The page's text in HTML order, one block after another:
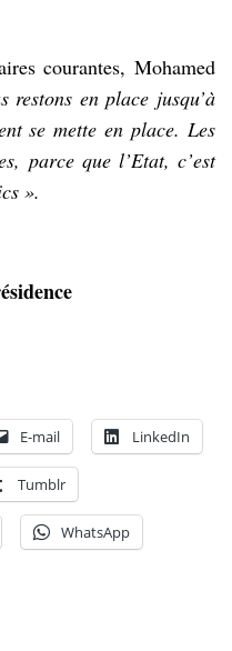
courantes, Mohamed
restons en place jusqu’à
se mette en place. Les
parce que l’Etat, c’est
».
E-mail LinkedIn
Tumblr
WhatsApp